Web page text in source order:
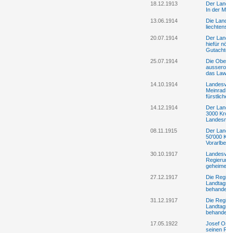
18.12.1913
Der
In der
13.06.1914
Die
20.07.1914
Der
hiefür
25.07.1914
Die
das
14.10.1914
14.12.1914
Der
3000
08.11.1915
Der
50'000
30.10.1917
27.12.1917
Die
31.12.1917
Die
17.05.1922
Josef
seinen